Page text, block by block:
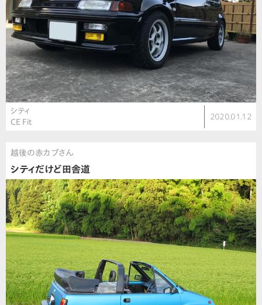
シティ
CE Fit
2020.01.12
越後の赤カブさん
シティだけど田舎道